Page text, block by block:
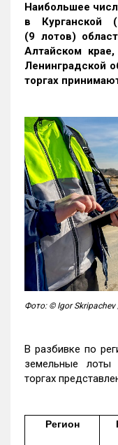
Наибольшее
в Курганской
(9 лотов)
Алтайском
Ленинградской
торгах
Фото: © Igor
В разбивке по
земельные лоты
торгах
Регион